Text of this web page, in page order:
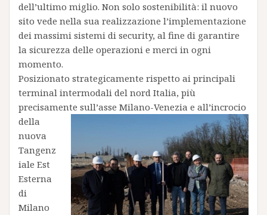
dell’ultimo miglio. Non solo sostenibilità: il nuovo
sito vede nella sua realizzazione l’implementazione
dei massimi sistemi di security, al fine di garantire
la sicurezza delle operazioni e merci in ogni
momento.
Posizionato strategicamente rispetto ai principali
terminal intermodali del nord Italia, più
precisamente sull’asse Milano-Venezia e all’incrocio
della
nuova
Tangenz
iale Est
Esterna
di
Milano